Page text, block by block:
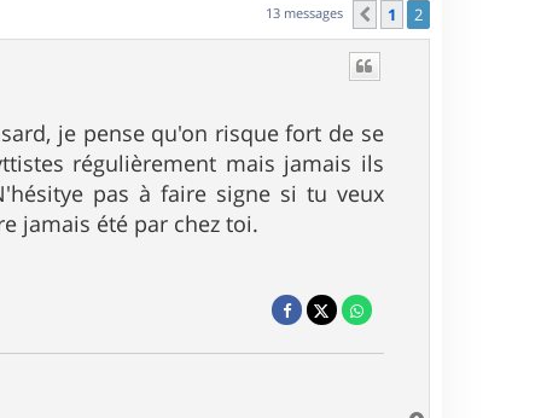
13 messages Précédent
1 2
je pense qu'on risque fort de se
régulièrement mais jamais ils
pas à faire signe si tu veux
jamais été par chez toi.